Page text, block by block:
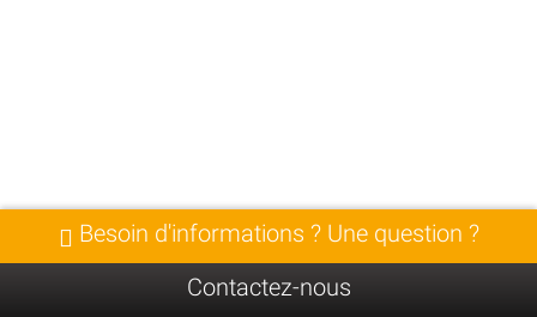
Besoin d'informations ? Une question ?
Contactez-nous